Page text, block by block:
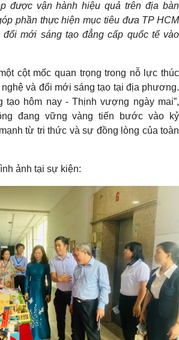
được vận hành hiệu quả trên địa bàn
phần thực hiện mục tiêu đưa TP HCM
đổi mới sáng tạo đẳng cấp quốc tế vào
cột mốc quan trọng trong nỗ lực thúc
và đổi mới sáng tạo tại địa phương.
tạo hôm nay - Thịnh vượng ngày mai”,
đang vững vàng tiến bước vào kỷ
từ tri thức và sự đồng lòng của toàn
ảnh tại sự kiện: